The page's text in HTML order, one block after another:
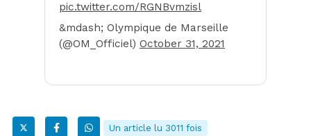
pic.twitter.com/RGNBvmzisl
&mdash; Olympique de Marseille
(@OM_Officiel) October 31, 2021
Un article lu 3011 fois